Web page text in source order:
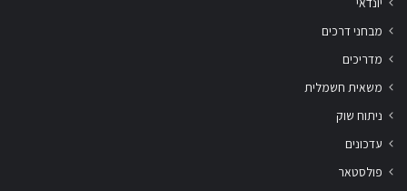
מבחני דרכים
מדריכים
משאית חשמלית
ניתוח שוק
עדכונים
פולסטאר